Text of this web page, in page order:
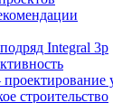
Integral 3p
строительство